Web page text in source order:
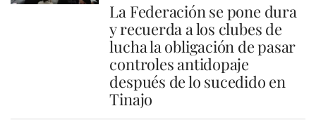
La Federación se pone dura
y recuerda a los clubes de
lucha la obligación de pasar
controles antidopaje
después de lo sucedido en
Tinajo